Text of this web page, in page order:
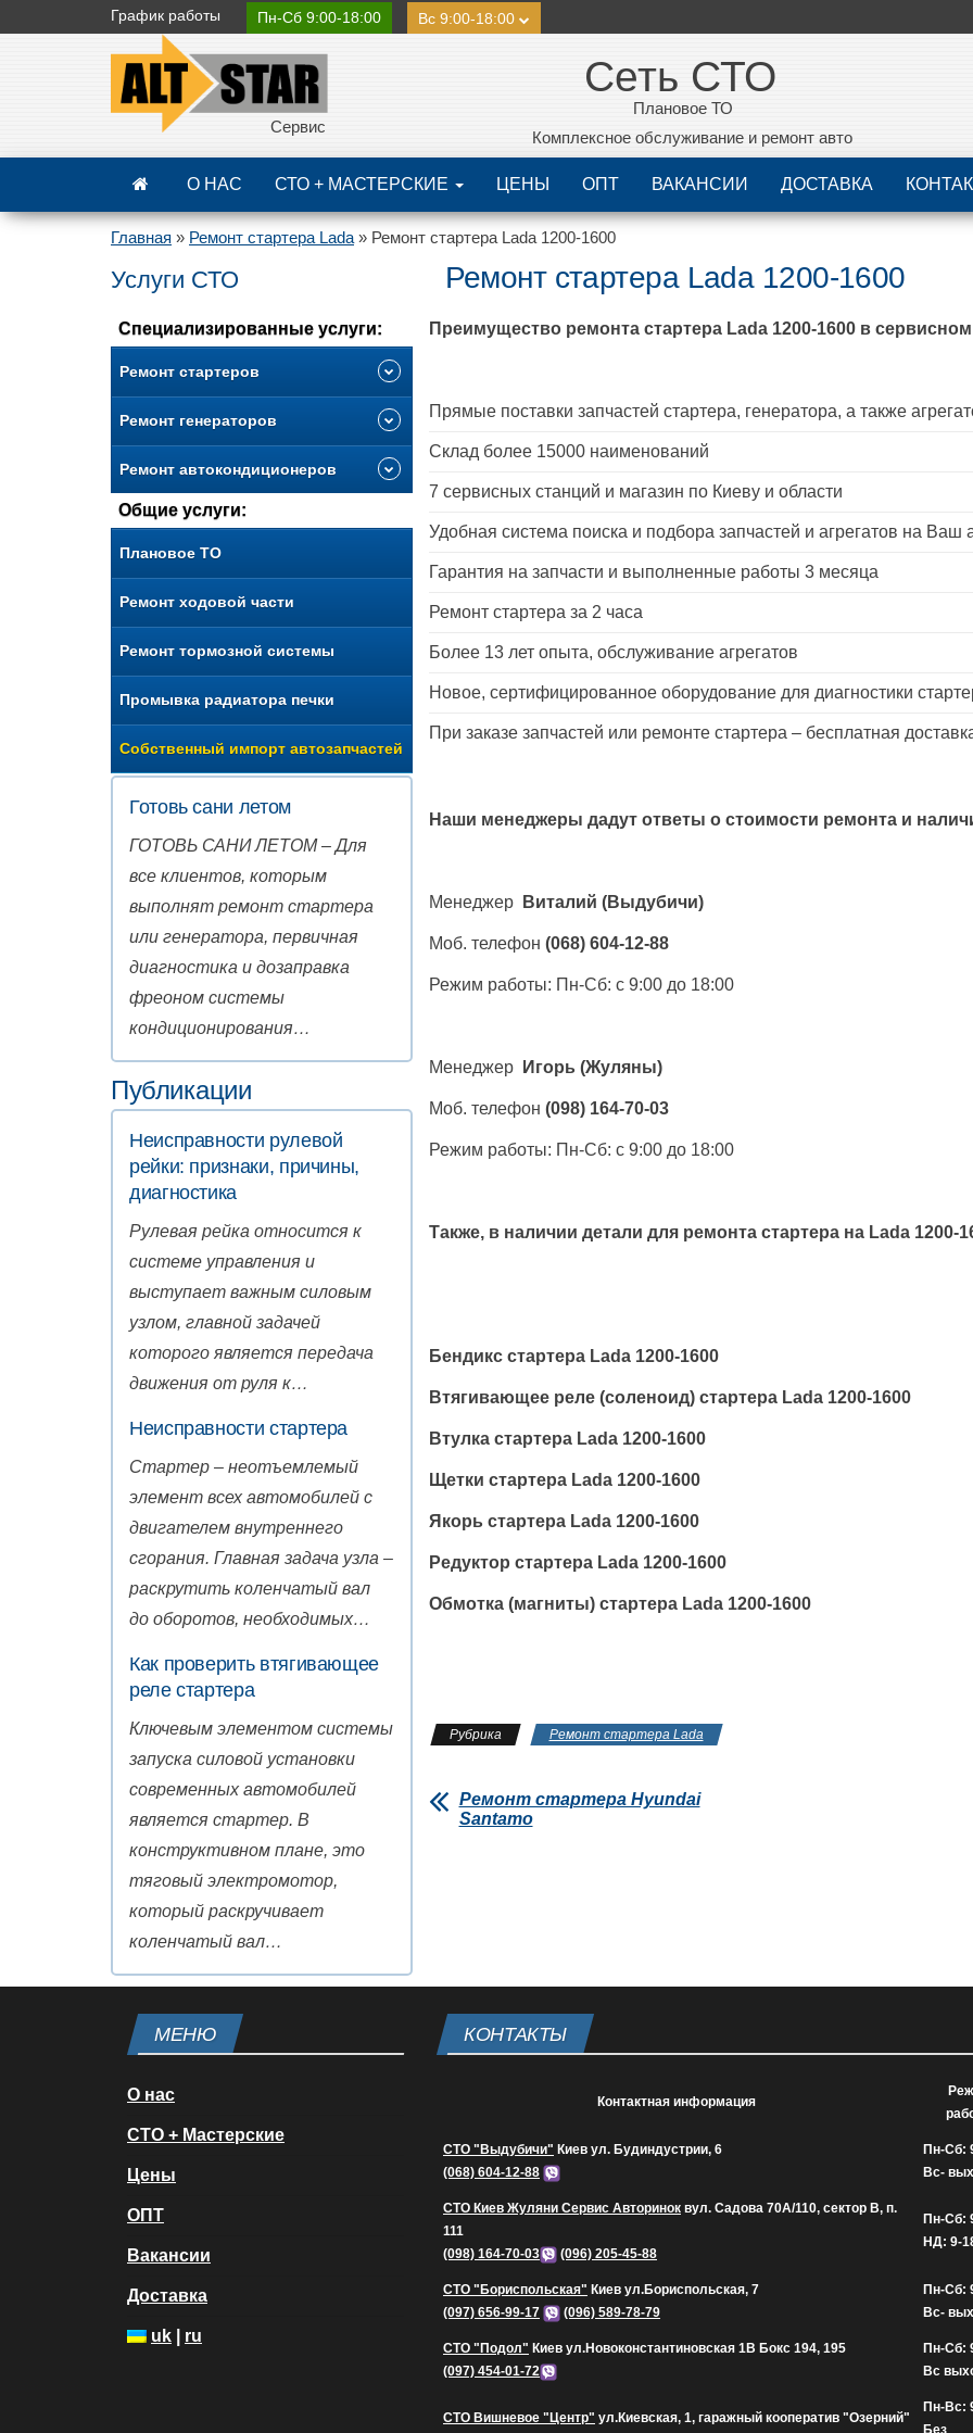
График работы Пн-Сб 9:00-18:00 Вс 9:00-18:00
Сервис
Сеть СТО
Плановое ТО
Комплексное обслуживание и ремонт авто
О НАС СТО + МАСТЕРСКИЕ ЦЕНЫ ОПТ ВАКАНСИИ ДОСТАВКА
Главная » Ремонт стартера Lada » Ремонт стартера Lada 1200-1600
Услуги СТО
Специализированные услуги:
Ремонт стартеров
Ремонт генераторов
Ремонт автокондиционеров
Общие услуги:
Плановое ТО
Ремонт ходовой части
Ремонт тормозной системы
Промывка радиатора печки
Собственный импорт автозапчастей
Готовь сани летом
ГОТОВЬ САНИ ЛЕТОМ – Для
все клиентов, которым
выполнят ремонт стартера
или генератора, первичная
диагностика и дозаправка
фреоном системы
кондиционирования…
Публикации
Неисправности рулевой
рейки: признаки, причины,
диагностика
Рулевая рейка относится к
системе управления и
выступает важным силовым
узлом, главной задачей
которого является передача
движения от руля к…
Неисправности стартера
Стартер – неотъемлемый
элемент всех автомобилей с
двигателем внутреннего
сгорания. Главная задача узла –
раскрутить коленчатый вал
до оборотов, необходимых…
Как проверить втягивающее
реле стартера
Ключевым элементом системы
запуска силовой установки
современных автомобилей
является стартер. В
конструктивном плане, это
тяговый электромотор,
который раскручивает
коленчатый вал…
Ремонт стартера Lada 1200-1600
Преимущество ремонта стартера Lada 1200-1600в сервисном
Прямые поставки запчастей стартера, генератора, а также
Склад более 15000 наименований
7 сервисных станций и магазин по Киеву и области
Удобная система поиска и подбора запчастей и агрегатов на Ваш
Гарантия на запчасти и выполненные работы 3 месяца
Ремонт стартера за 2 часа
Более 13 лет опыта, обслуживание агрегатов
Новое, сертифицированное оборудование для диагностики
При заказе запчастей или ремонте стартера – бесплатная
Наши менеджеры дадут ответы о стоимости ремонта и
Менеджер Виталий (Выдубичи)
Моб. телефон (068) 604-12-88
Режим работы: Пн-Сб: с 9:00 до 18:00
Менеджер Игорь (Жуляны)
Моб. телефон (098) 164-70-03
Режим работы: Пн-Сб: с 9:00 до 18:00
Также, в наличии детали для ремонта стартера на Lada 1200-
Бендикс стартера Lada 1200-1600
Втягивающее реле (соленоид) стартера Lada 1200-1600
Втулка стартера Lada 1200-1600
Щетки стартера Lada 1200-1600
Якорь стартера Lada 1200-1600
Редуктор стартера Lada 1200-1600
Обмотка (магниты) стартера Lada 1200-1600
Рубрика Ремонт стартера Lada
Ремонт стартера Hyundai
Santamo
МЕНЮ
О нас
СТО + Мастерские
Цены
ОПТ
Вакансии
Доставка
uk ru
КОНТАКТЫ
Контактная информация
СТО "Выдубичи" Киев ул. Будиндустрии, 6
(068) 604-12-88
Пн-Сб:
Вс-
СТО Киев Жуляни Сервис Авторинок вул. Садова 70А/110, сектор В, п.
111
(098) 164-70-03
(096) 205-45-88
Пн-Сб:
НД: 9-
СТО "Бориспольская" Киев ул.Бориспольская, 7
(097) 656-99-17
(096) 589-78-79
Пн-Сб:
Вс-
СТО "Подол" Киев ул.Новоконстантиновская 1В Бокс 194, 195
(097) 454-01-72
Пн-Сб:
Вс
СТО Вишневое "Центр" ул.Киевская, 1, гаражный кооператив "Озерний"
Пн-Вс:
Без